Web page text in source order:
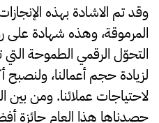
وقد تم الاشادة بهذه
التحوّل الرقمي الطموحة
لزيادة حجم أعمالنا، ولنصبح
لاحتياجات عملائنا. ومن بين
حصدناها هذا العام جائزة